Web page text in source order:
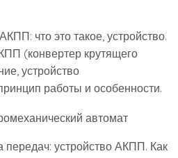
что это такое, устройство.
(конвертер крутящего
устройство
работы и особенности.
передач: устройство АКПП. Как